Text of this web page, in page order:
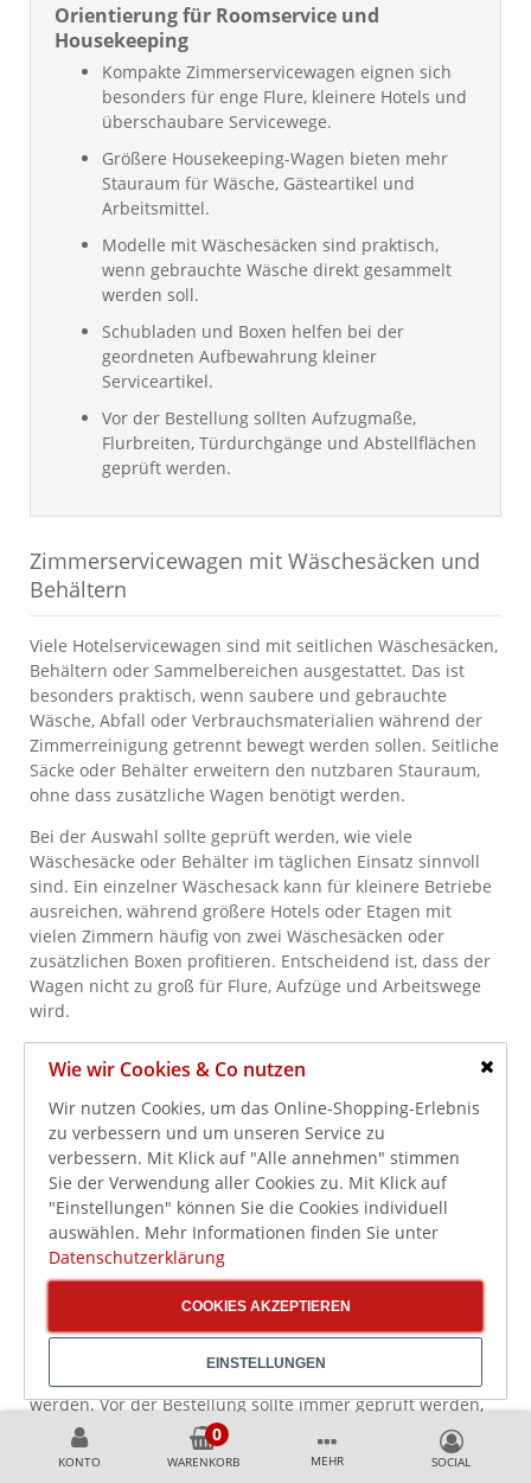
KONTO WARENKORB MEHR
Orientierung für Roomservice und
Housekeeping
Kompakte Zimmerservicewagen eignen sich
besonders für enge Flure, kleinere Hotels und
überschaubare Servicewege.
Größere Housekeeping-Wagen bieten mehr
Stauraum für Wäsche, Gästeartikel und
Arbeitsmittel.
Modelle mit Wäschesäcken sind praktisch,
wenn gebrauchte Wäsche direkt gesammelt
werden soll.
Schubladen und Boxen helfen bei der
geordneten Aufbewahrung kleiner
Serviceartikel.
Vor der Bestellung sollten Aufzugmaße,
Flurbreiten, Türdurchgänge und Abstellflächen
geprüft werden.
Zimmerservicewagen mit Wäschesäcken und
Behältern
Viele Hotelservicewagen sind mit seitlichen Wäschesäcken,
Behältern oder Sammelbereichen ausgestattet. Das ist
besonders praktisch, wenn saubere und gebrauchte
Wäsche, Abfall oder Verbrauchsmaterialien während der
Zimmerreinigung getrennt bewegt werden sollen. Seitliche
Säcke oder Behälter erweitern den nutzbaren Stauraum,
ohne dass zusätzliche Wagen benötigt werden.
Bei der Auswahl sollte geprüft werden, wie viele
Wäschesäcke oder Behälter im täglichen Einsatz sinnvoll
sind. Ein einzelner Wäschesack kann für kleinere Betriebe
ausreichen, während größere Hotels oder Etagen mit
vielen Zimmern häufig von zwei Wäschesäcken oder
zusätzlichen Boxen profitieren. Entscheidend ist, dass der
Wagen nicht zu groß für Flure, Aufzüge und Arbeitswege
wird.
richtig einplanen
Zimmerservicewagen unterscheiden sich deutlich in
Breite, Tiefe, Höhe und Stauraum. Kompakte Modelle sind
wendig und lassen sich gut in engen Fluren, kleinen
Lagerräumen oder Aufzügen einsetzen. Sie eignen sich
besonders für kleinere Hotels, Pensionen, Apartments,
Boardinghäuser oder einzelne Servicebereiche.
Größere Hotelservicewagen bieten mehr Ablagefläche und
Stauraum. Sie sind sinnvoll, wenn viele Zimmer pro Runde
bearbeitet werden, mehrere Materialgruppen mitgeführt
werden sollen oder größere Mengen Wäsche bewegt
werden. Vor der Bestellung sollte immer geprüft werden,
ob der Wagen durch Türen, Flure und Aufzüge passt und
wo er nach dem Einsatz abgestellt wird.
Wie wir Cookies & Co nutzen
Wir nutzen Cookies, um das Online-Shopping-Erlebnis
zu verbessern und um unseren Service zu
verbessern. Mit Klick auf "Alle annehmen" stimmen
Sie der Verwendung aller Cookies zu. Mit Klick auf
"Einstellungen" können Sie die Cookies individuell
auswählen. Mehr Informationen finden Sie unter
Datenschutzerklärung
COOKIES AKZEPTIEREN
EINSTELLUNGEN